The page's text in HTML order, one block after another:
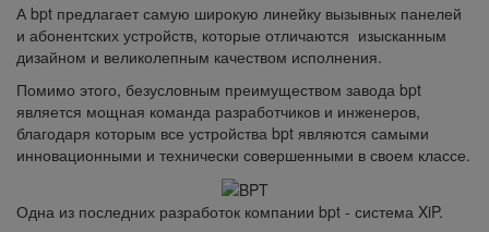
А bpt предлагает самую широкую линейку вызывных панелей
и абонентских устройств, которые отличаются изысканным
дизайном и великолепным качеством исполнения.
Помимо этого, безусловным преимуществом завода bpt
является мощная команда разработчиков и инженеров,
благодаря которым все устройства bpt являются самыми
инновационными и технически совершенными в своем классе.
Одна из последних разработок компании bpt - система XiP.